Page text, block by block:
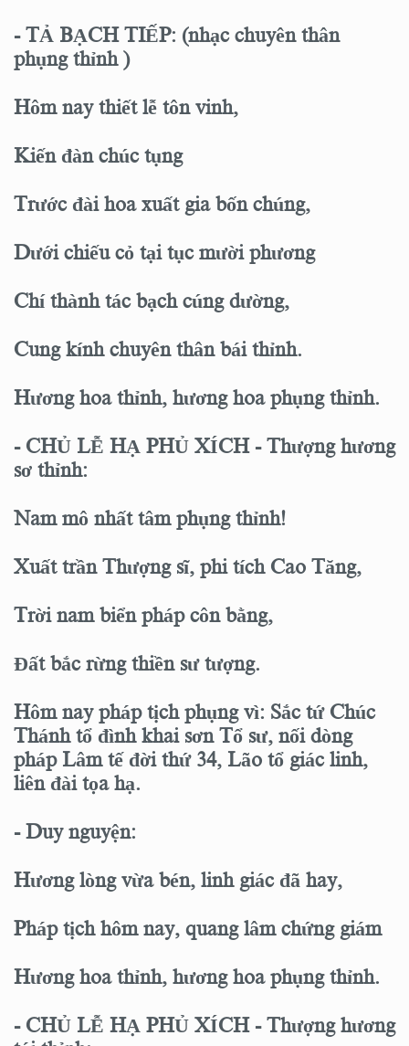
- TẢ BẠCH TIẾP: (nhạc chuyên thân
phụng thỉnh )
Hôm nay thiết lễ tôn vinh,
Kiến đàn chúc tụng
Trước đài hoa xuất gia bốn chúng,
Dưới chiếu cỏ tại tục mười phương
Chí thành tác bạch cúng dường,
Cung kính chuyên thân bái thỉnh.
Hương hoa thỉnh, hương hoa phụng thỉnh.
- CHỦ LỄ HẠ PHỦ XÍCH - Thượng hương
sơ thỉnh:
Nam mô nhất tâm phụng thỉnh!
Xuất trần Thượng sĩ, phi tích Cao Tăng,
Trời nam biển pháp côn bằng,
Đất bắc rừng thiền sư tượng.
Hôm nay pháp tịch phụng vì: Sắc tứ Chúc
Thánh tổ đình khai sơn Tổ sư, nối dòng
pháp Lâm tế đời thứ 34, Lão tổ giác linh,
liên đài tọa hạ.
- Duy nguyện:
Hương lòng vừa bén, linh giác đã hay,
Pháp tịch hôm nay, quang lâm chứng giám
Hương hoa thỉnh, hương hoa phụng thỉnh.
- CHỦ LỄ HẠ PHỦ XÍCH - Thượng hương